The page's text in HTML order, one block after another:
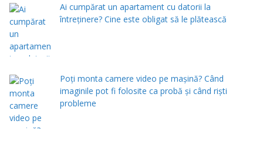
Ai cumpărat un apartament cu datorii la
întreținere? Cine este obligat să le plătească
Poți monta camere video pe mașină? Când
imaginile pot fi folosite ca probă și când riști
probleme